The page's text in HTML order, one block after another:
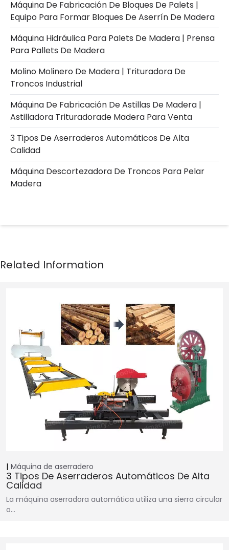
Máquina De Fabricación De Bloques De Palets |
Equipo Para Formar Bloques De Aserrín De Madera
Máquina Hidráulica Para Palets De Madera | Prensa
Para Pallets De Madera
Molino Molinero De Madera | Trituradora De
Troncos Industrial
Máquina De Fabricación De Astillas De Madera |
Astilladora Trituradorade Madera Para Venta
3 Tipos De Aserraderos Automáticos De Alta
Calidad
Máquina Descortezadora De Troncos Para Pelar
Madera
Máquina de aserradero
3 Tipos De Aserraderos Automáticos De Alta
Calidad
La máquina aserradora automática utiliza una sierra circular
o…